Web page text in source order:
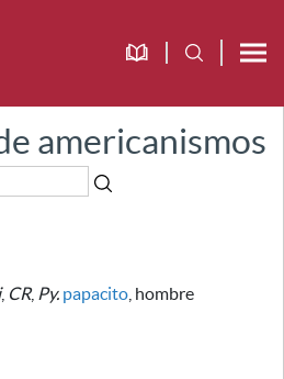
americanismos
, CR, Py. papacito , hombre